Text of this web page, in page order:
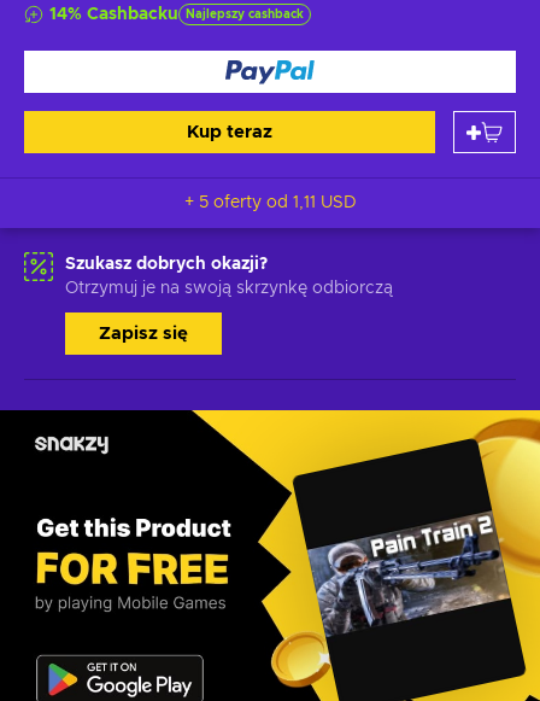
14% Cashbacku Najlepszy cashback
Kup teraz
+ 5 oferty od 1,11 USD
Szukasz dobrych okazji?
Otrzymuj je na swoją skrzynkę odbiorczą
Zapisz się